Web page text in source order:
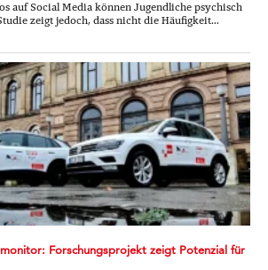
auf Social Media können Jugendliche psychisch
zeigt jedoch, dass nicht die Häufigkeit...
Forschungsprojekt zeigt Potenzial für